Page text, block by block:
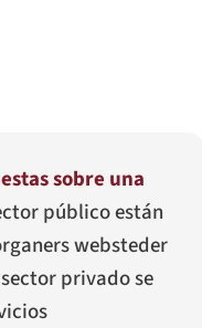
sobre una
público están
websteder
privado se